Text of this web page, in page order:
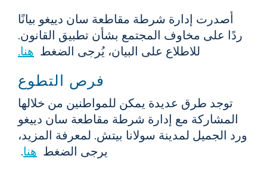
أصدرت إدارة شرطة مقاطعة سان دييغو بيانًا
ردًا على مخاوف المجتمع بشأن تطبيق القانون.
للاطلاع على البيان، يُرجى الضغط هنا.
فرص التطوع
توجد طرق عديدة يمكن للمواطنين من خلالها
المشاركة مع إدارة شرطة مقاطعة سان دييغو
ورد الجميل لمدينة سولانا بيتش. لمعرفة المزيد،
يرجى الضغط هنا.